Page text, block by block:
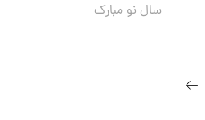
سال نو مبارک